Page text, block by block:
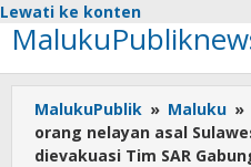
Lewati ke konten
MalukuPublik » Maluku »
orang nelayan asal
dievakuasi Tim SAR